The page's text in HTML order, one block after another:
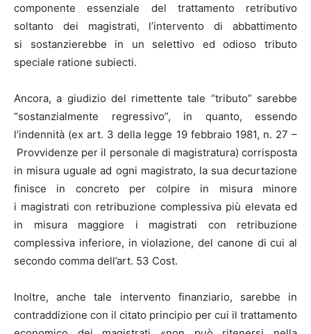
componente essenziale del trattamento retributivo
soltanto dei magistrati, l’intervento di abbattimento
si sostanzierebbe in un selettivo ed odioso tributo
speciale ratione subiecti.
Ancora, a giudizio del rimettente tale “tributo” sarebbe
“sostanzialmente regressivo”, in quanto, essendo
l’indennità (ex art. 3 della legge 19 febbraio 1981, n. 27 –
Provvidenze per il personale di magistratura) corrisposta
in misura uguale ad ogni magistrato, la sua decurtazione
finisce in concreto per colpire in misura minore
i magistrati con retribuzione complessiva più elevata ed
in misura maggiore i magistrati con retribuzione
complessiva inferiore, in violazione, del canone di cui al
secondo comma dell’art. 53 Cost.
Inoltre, anche tale intervento finanziario, sarebbe in
contraddizione con il citato principio per cui il trattamento